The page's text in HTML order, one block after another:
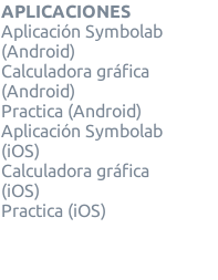
APLICACIONES
Aplicación Symbolab
(Android)
Calculadora gráfica
(Android)
Practica (Android)
Aplicación Symbolab
(iOS)
Calculadora gráfica
(iOS)
Practica (iOS)